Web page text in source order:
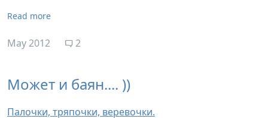
Read more
May 2012 2
Может и баян.... ))
Палочки, тряпочки, веревочки.